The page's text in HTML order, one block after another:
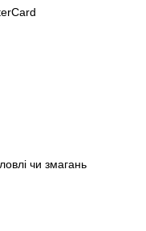
чи змагань